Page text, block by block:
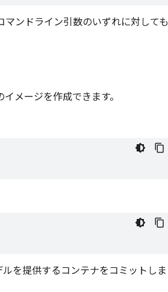
マンドライン引数のいずれに対しても
メージを作成できます。
を提供するコンテナをコミットしま